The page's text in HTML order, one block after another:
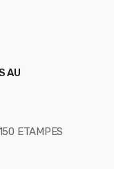
AU
ETAMPES